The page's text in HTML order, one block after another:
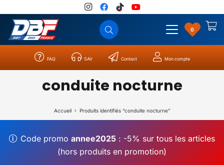
0
FAQ SAV Contact Mon compte
conduite nocturne
Accueil Produits identifiés “conduite nocturne”
Code promo annee2025: -5% sur tous les articles
(hors produits en promotion)
Catégories Résultats